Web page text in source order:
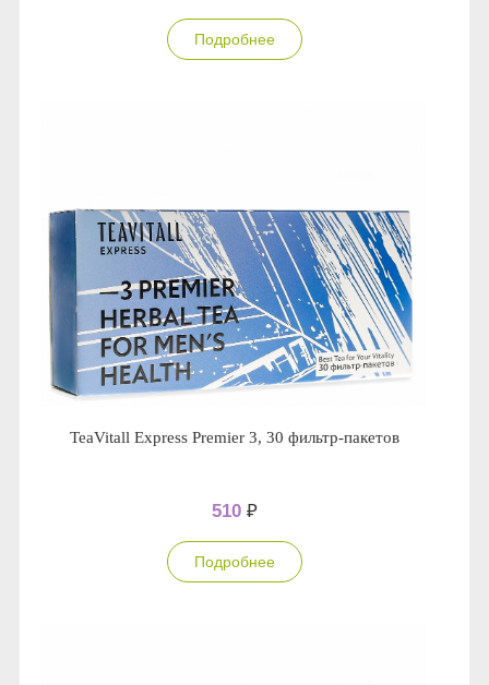
Подробнее
TeaVitall Express Premier 3, 30 фильтр-пакетов
510 ₽
Подробнее